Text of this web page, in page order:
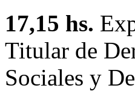
17,15 hs.
Titular de
Sociales y